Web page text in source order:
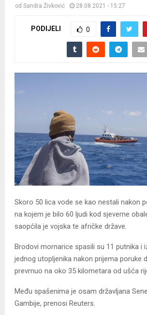
od Sandra Živković 28.08.2021 - 15:27
PODIJELI 0
Skoro 50 lica vode se kao nestali nakon
na kojem je bilo 60 ljudi kod sjeverne
saopćila je vojska te afričke države.
Brodovi mornarice spasili su 11 putnika i
jednog utopljenika nakon prijema poruke
prevrnuo na oko 35 kilometara od ušća
Među spašenima je osam državljana
Gambije, prenosi Reuters.